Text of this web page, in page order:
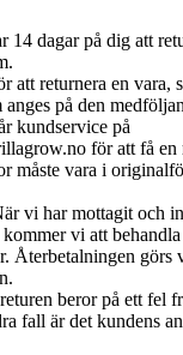
14 dagar på dig att
att returnera en vara,
på den
kundservice på
för att få en
måste vara i
vi har mottagit och
vi att
Återbetalningen görs
beror på ett fel
fall är det kundens